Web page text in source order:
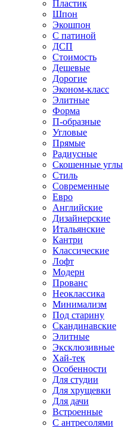
Пластик
Шпон
Экошпон
С патиной
ДСП
Стоимость
Дешевые
Дорогие
Эконом-класс
Элитные
Форма
П-образные
Угловые
Прямые
Радиусные
Скошенные углы
Стиль
Современные
Евро
Английские
Дизайнерские
Итальянские
Кантри
Классические
Лофт
Модерн
Прованс
Неоклассика
Минимализм
Под старину
Скандинавские
Элитные
Эксклюзивные
Хай-тек
Особенности
Для студии
Для хрущевки
Для дачи
Встроенные
С антресолями